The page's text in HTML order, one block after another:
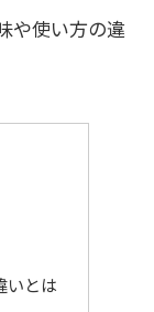
や使い方の違
いとは